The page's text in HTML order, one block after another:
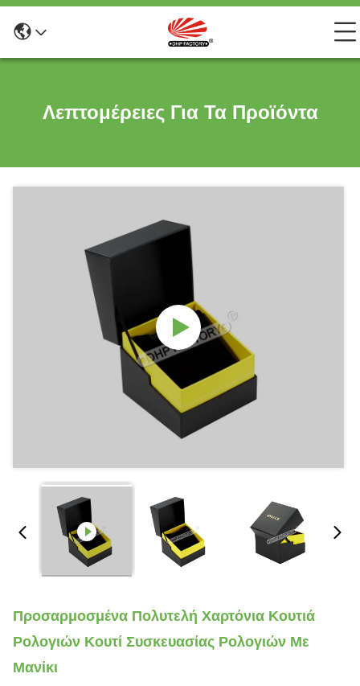
Λεπτομέρειες Για Τα Προϊόντα
Προσαρμοσμένα Πολυτελή Χαρτόνια Κουτιά
Ρολογιών Κουτί Συσκευασίας Ρολογιών Με
Μανίκι